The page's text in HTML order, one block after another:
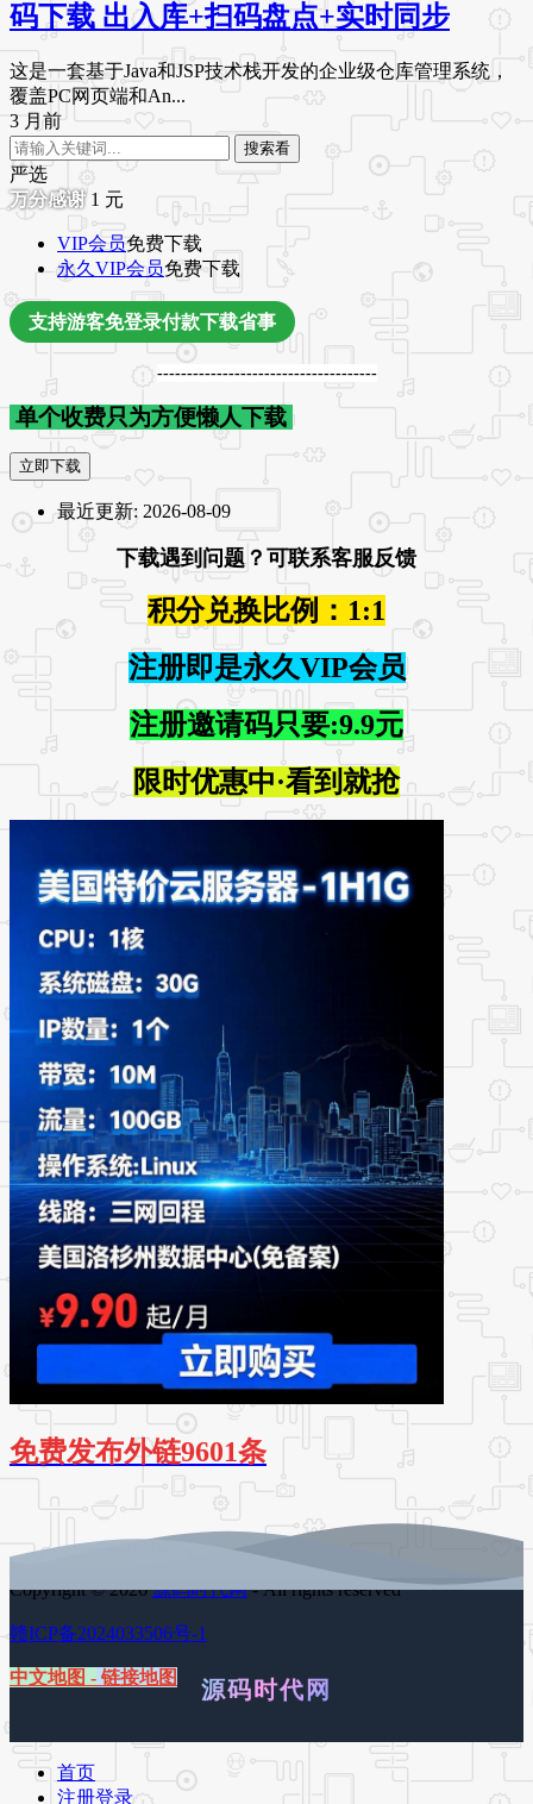
码下载 出入库+扫码盘点+实时同步
这是一套基于Java和JSP技术栈开发的企业级仓库管理系统，
覆盖PC网页端和An...
3 月前
搜索看
严选
1 元
VIP会员免费下载
永久VIP会员免费下载
支持游客免登录付款下载省事
-------------------------------------
单个收费只为方便懒人下载
立即下载
最近更新: 2026-08-09
下载遇到问题？可联系客服反馈
积分兑换比例：1:1
注册即是永久VIP会员
注册邀请码只要:9.9元
限时优惠中·看到就抢
免费发布外链9601条
Copyright © 2026源码时代网- All rights reserved
赣ICP备2024033506号-1
中文地图 - 链接地图 源码时代网
首页
注册登录